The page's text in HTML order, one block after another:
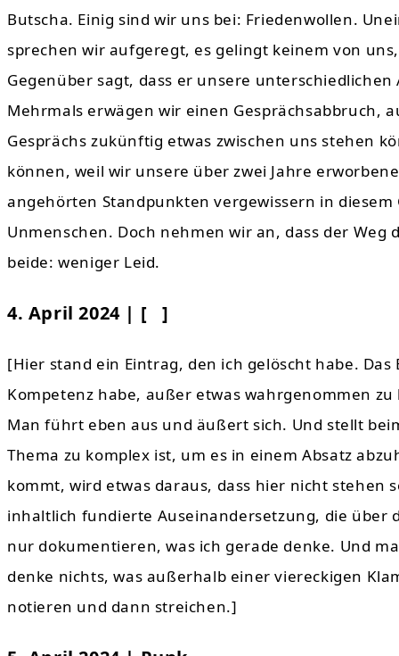
Butscha. Einig sind wir uns bei: Friedenwollen.
sprechen wir aufgeregt, es gelingt keinem von
Gegenüber sagt, dass er unsere
Mehrmals erwägen wir einen Gesprächsabbruch,
Gesprächs zukünftig etwas zwischen uns stehen
können, weil wir unsere über zwei Jahre
angehörten Standpunkten vergewissern in
Unmenschen. Doch nehmen wir an, dass der
beide: weniger Leid.
4. April 2024 | [ ]
[Hier stand ein Eintrag, den ich gelöscht habe.
Kompetenz habe, außer etwas wahrgenommen
Man führt eben aus und äußert sich. Und stellt
Thema zu komplex ist, um es in einem Absatz
kommt, wird etwas daraus, dass hier nicht stehen
inhaltlich fundierte Auseinandersetzung, die über
nur dokumentieren, was ich gerade denke. Und
denke nichts, was außerhalb einer viereckigen
notieren und dann streichen.]